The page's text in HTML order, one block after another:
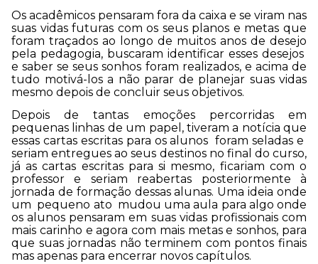
Os acadêmicos pensaram fora da caixa e se viram nas
suas vidas futuras com os seus planos e metas que
foram traçados ao longo de muitos anos de desejo
pela pedagogia, buscaram identificar esses desejos
e saber se seus sonhos foram realizados, e acima de
tudo motivá-los a não parar de planejar suas vidas
mesmo depois de concluir seus objetivos.
Depois de tantas emoções percorridas em
pequenas linhas de um papel, tiveram a notícia que
essas cartas escritas para os alunos foram seladas e
seriam entregues ao seus destinos no final do curso,
já as cartas escritas para si mesmo, ficariam com o
professor e seriam reabertas posteriormente à
jornada de formação dessas alunas. Uma ideia onde
um pequeno ato mudou uma aula para algo onde
os alunos pensaram em suas vidas profissionais com
mais carinho e agora com mais metas e sonhos, para
que suas jornadas não terminem com pontos finais
mas apenas para encerrar novos capítulos.